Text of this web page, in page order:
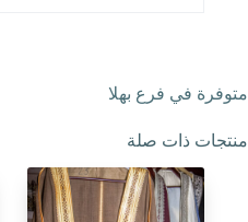
متوفرة في فرع بهلا
منتجات ذات صلة